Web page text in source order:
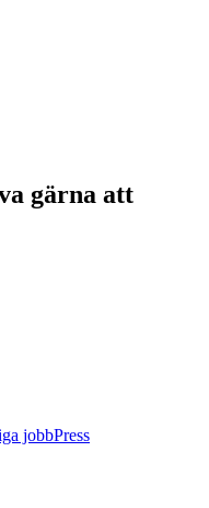
gärna att
jobbPress